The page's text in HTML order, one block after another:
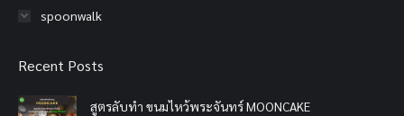
spoonwalk
Recent Posts
สูตรลับทำ ขนมไหว้พระจันทร์ MOONCAKE